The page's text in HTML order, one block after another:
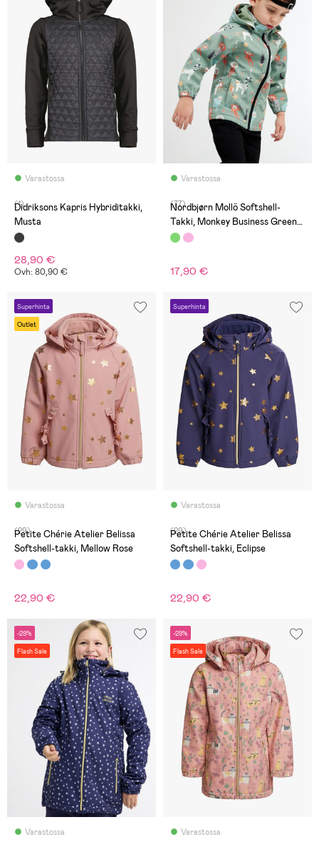
Varastossa
(1)
Didriksons Kapris Hybriditakki,
Musta
28,90 €
Ovh: 80,90 €
Varastossa
(77)
Nordbjørn Mollö Softshell-
Takki, Monkey Business Green
Bay
17,90 €
Superhinta
Outlet
Varastossa
(29)
Petite Chérie Atelier Belissa
Softshell-takki, Mellow Rose
22,90 €
Superhinta
Varastossa
(29)
Petite Chérie Atelier Belissa
Softshell-takki, Eclipse
22,90 €
-29%
Flash Sale
Varastossa
-29%
Flash Sale
Varastossa